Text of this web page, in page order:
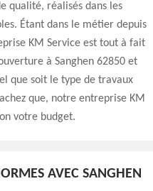
qualité, réalisés dans les
Étant dans le métier depuis
KM Service est tout à fait
à Sanghen 62850 et
que soit le type de travaux
que, notre entreprise KM
votre budget.
AVEC SANGHEN